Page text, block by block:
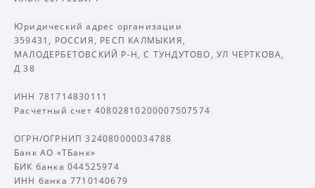
Юридический адрес организации
359431, РОССИЯ, РЕСП КАЛМЫКИЯ,
МАЛОДЕРБЕТОВСКИЙ Р-Н, С ТУНДУТОВО, УЛ ЧЕРТКОВА,
Д 38
ИНН 781714830111
Расчетный счет 40802810200007507574
ОГРН/ОГРНИП 324080000034788
Банк АО «ТБанк»
БИК банка 044525974
ИНН банка 7710140679